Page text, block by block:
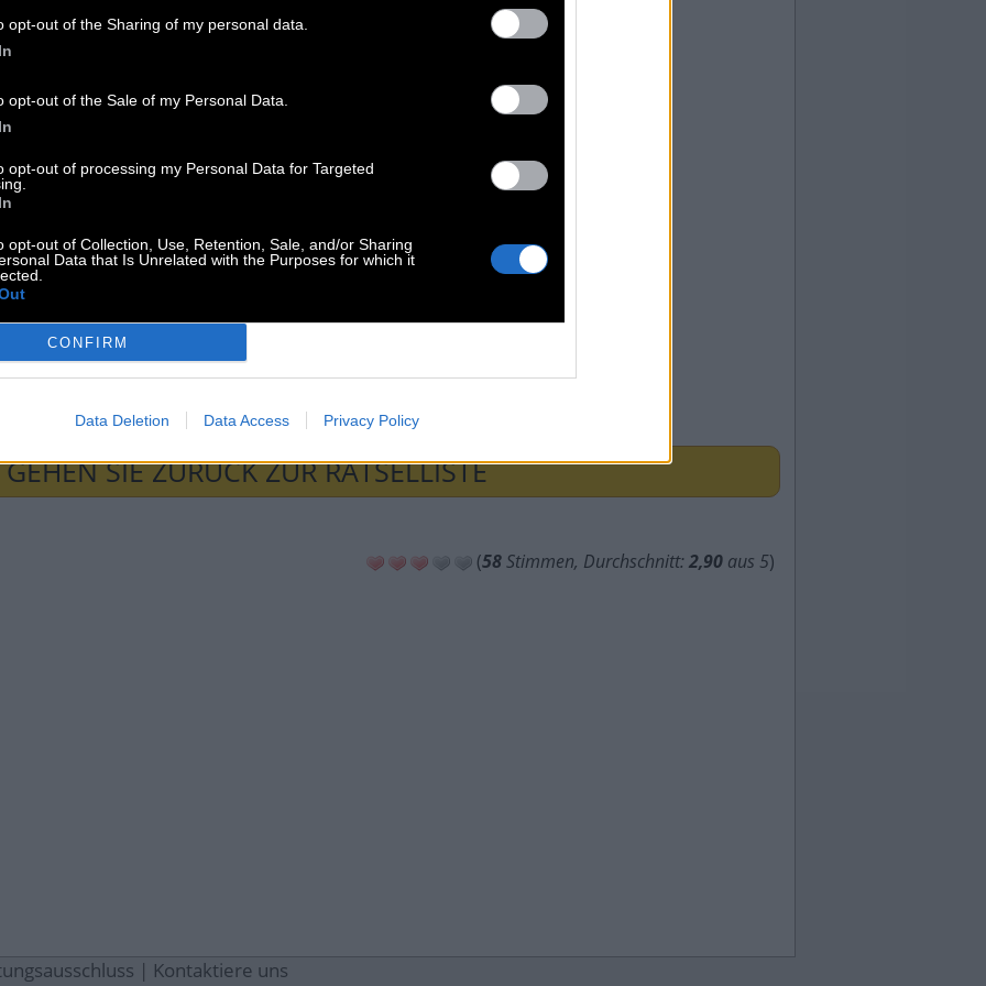
opt-out of the Sharing of my personal data.
opt-out of the Sale of my Personal Data.
opt-out of processing my Personal Data for Targeted
opt-out of Collection, Use, Retention, Sale, and/or Sharing
Data that Is Unrelated with the Purposes for which it
CONFIRM
Data Deletion Data Access Privacy Policy
Rätsel:
von __
oder of Science
Für __
US-Bürger
der ersten __
Rudolf __
GEHEN SIE ZURÜCK ZUR RÄTSELLISTE
(58Stimmen, Durchschnitt: 2,90 aus 5)
| Kontaktiere uns